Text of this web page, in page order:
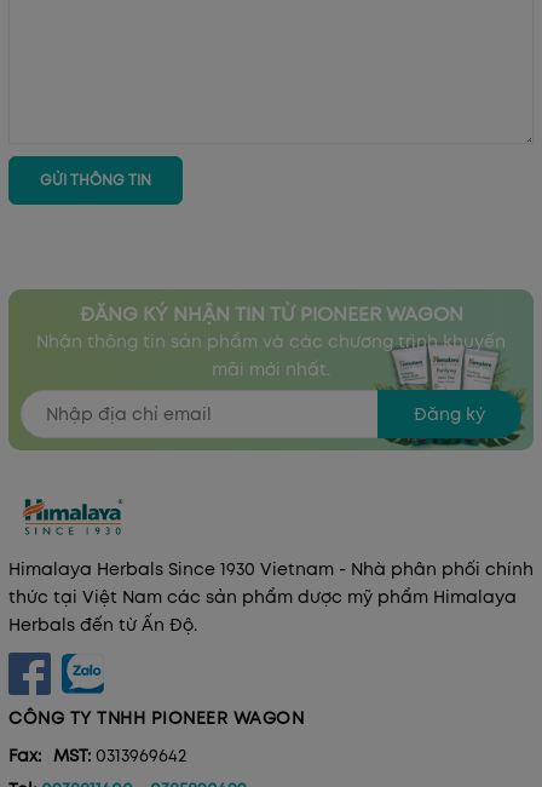
GỬI THÔNG TIN
ĐĂNG KÝ NHẬN TIN TỪ PIONEER WAGON
Nhận thông tin sản phẩm và các chương trình khuyến
mãi mới nhất.
Đăng ký
Himalaya Herbals Since 1930 Vietnam - Nhà phân phối chính
thức tại Việt Nam các sản phẩm dược mỹ phẩm Himalaya
Herbals đến từ Ấn Độ.
CÔNG TY TNHH PIONEER WAGON
Fax: MST: 0313969642